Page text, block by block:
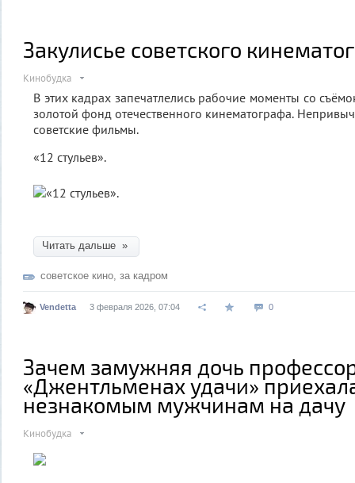
Закулисье советского
Кинобудка
В этих кадрах запечатлелись рабочие моменты со
золотой фонд отечественного кинематографа.
советские фильмы.
«12 стульев».
Читать дальше »
советское кино, за кадром
Vendetta 3 февраля 2026, 07:04 0
Зачем замужняя дочь
«Джентльменах удачи»
незнакомым мужчинам на дачу
Кинобудка